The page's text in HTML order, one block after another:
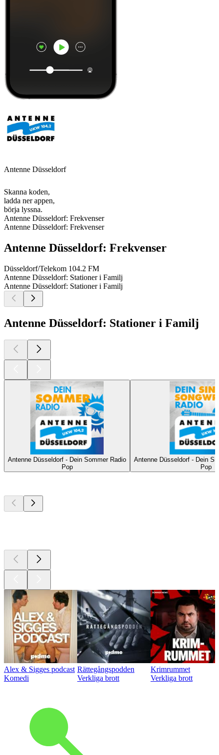
Antenne Düsseldorf
Skanna koden,
ladda ner appen,
börja lyssna.
Antenne Düsseldorf: Frekvenser
Antenne Düsseldorf: Frekvenser
Antenne Düsseldorf: Frekvenser
Düsseldorf/Telekom 104.2 FM
Antenne Düsseldorf: Stationer i Familj
Antenne Düsseldorf: Stationer i Familj
Antenne Düsseldorf: Stationer i Familj
Antenne Düsseldorf - Dein Sommer Radio
Pop
Antenne Düsseldorf - Dein
Pop
Alex & Sigges podcast
Komedi
Rättegångspodden
Verkliga brott
Krimrummet
Verkliga brott